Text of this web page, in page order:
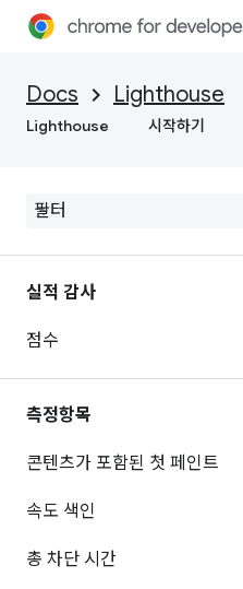
Docs Lighthouse
Lighthouse 시작하기
실적 감사
점수
측정항목
콘텐츠가 포함된 첫 페인트
속도 색인
총 차단 시간